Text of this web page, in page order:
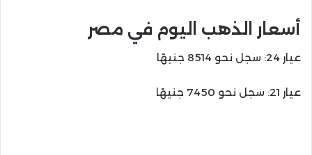
أسعار الذهب اليوم في مصر
عيار 24: سجل نحو 8514 جنيهًا
عيار 21: سجل نحو 7450 جنيهًا